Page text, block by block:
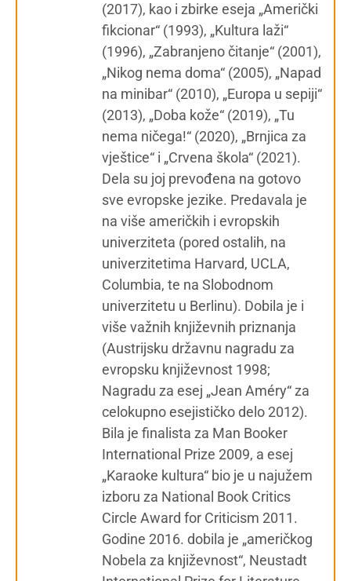
(2017), kao i zbirke eseja „Američki
fikcionar“ (1993), „Kultura laži“
(1996), „Zabranjeno čitanje“ (2001),
„Nikog nema doma“ (2005), „Napad
na minibar“ (2010), „Europa u sepiji“
(2013), „Doba kože“ (2019), „Tu
nema ničega!“ (2020), „Brnjica za
vještice“ i „Crvena škola“ (2021).
Dela su joj prevođena na gotovo
sve evropske jezike. Predavala je
na više američkih i evropskih
univerziteta (pored ostalih, na
univerzitetima Harvard, UCLA,
Columbia, te na Slobodnom
univerzitetu u Berlinu). Dobila je i
više važnih književnih priznanja
(Austrijsku državnu nagradu za
evropsku književnost 1998;
Nagradu za esej „Jean Améry“ za
celokupno esejističko delo 2012).
Bila je finalista za Man Booker
International Prize 2009, a esej
„Karaoke kultura“ bio je u najužem
izboru za National Book Critics
Circle Award for Criticism 2011.
Godine 2016. dobila je „američkog
Nobela za književnost“, Neustadt